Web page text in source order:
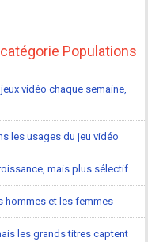
Populations
vidéo chaque semaine,
les usages du jeu vidéo
mais plus sélectif
hommes et les femmes
les grands titres captent